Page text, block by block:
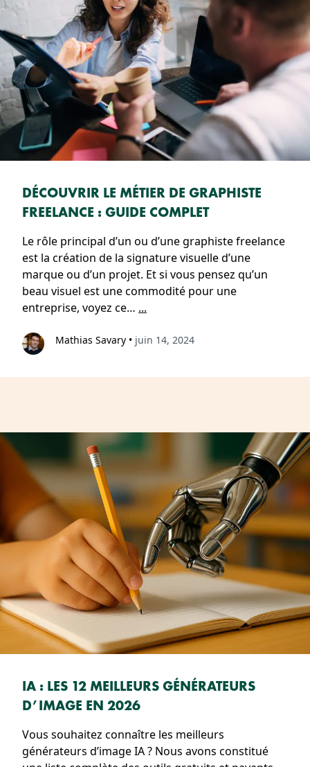
DÉCOUVRIR LE MÉTIER DE GRAPHISTE
FREELANCE : GUIDE COMPLET
Le rôle principal d’un ou d’une graphiste freelance
est la création de la signature visuelle d’une
marque ou d’un projet. Et si vous pensez qu’un
beau visuel est une commodité pour une
entreprise, voyez ce… ...
Mathias Savary • juin 14, 2024
IA : LES 12 MEILLEURS GÉNÉRATEURS
D’IMAGE EN 2026
Vous souhaitez connaître les meilleurs
générateurs d’image IA ? Nous avons constitué